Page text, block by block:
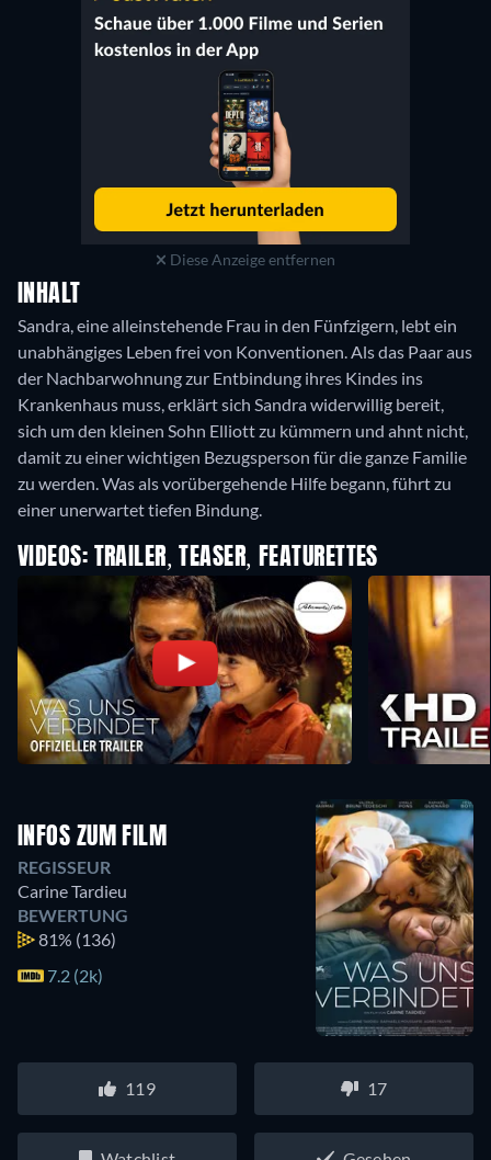
Diese Anzeige entfernen
INHALT
Sandra, eine alleinstehende Frau in den Fünfzigern, lebt ein
unabhängiges Leben frei von Konventionen. Als das Paar aus
der Nachbarwohnung zur Entbindung ihres Kindes ins
Krankenhaus muss, erklärt sich Sandra widerwillig bereit,
sich um den kleinen Sohn Elliott zu kümmern und ahnt nicht,
damit zu einer wichtigen Bezugsperson für die ganze Familie
zu werden. Was als vorübergehende Hilfe begann, führt zu
einer unerwartet tiefen Bindung.
VIDEOS: TRAILER, TEASER, FEATURETTES
INFOS ZUM FILM
REGISSEUR
Carine Tardieu
BEWERTUNG
81% (136)
7.2 (2k)
119 17